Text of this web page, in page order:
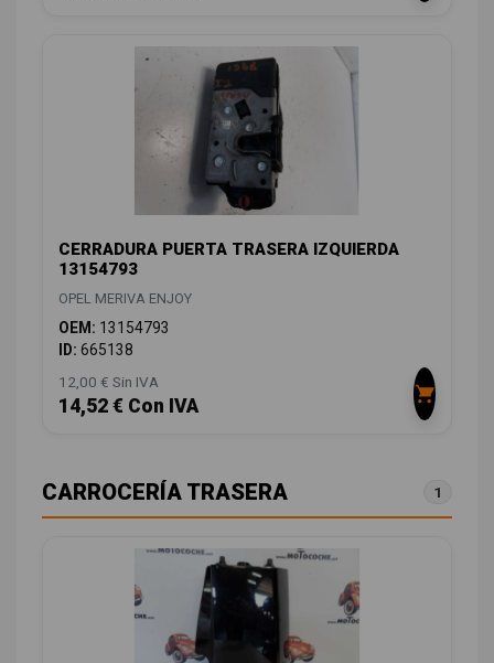
CERRADURA PUERTA TRASERA IZQUIERDA
13154793
OPEL MERIVA ENJOY
OEM: 13154793
ID: 665138
12,00 € Sin IVA
14,52 € Con IVA
CARROCERÍA TRASERA 1